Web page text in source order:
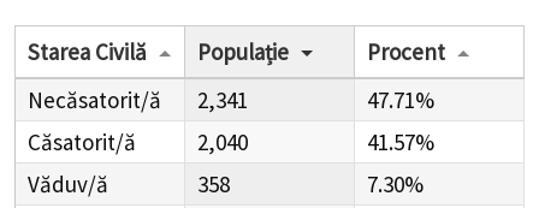
Starea Civilă Populație
Procent
Necăsatorit/ă
2,341
47.71%
Căsatorit/ă
2,040
41.57%
Văduv/ă
358
7.30%